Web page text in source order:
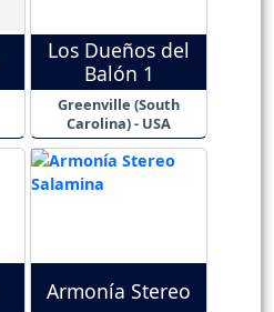
Los Dueños del
Balón 1
Greenville (South
Carolina) - USA
Armonía Stereo